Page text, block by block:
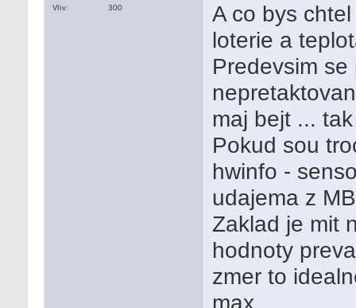
Vliv 300
A co bys
loterie a
Predevsim
maj bejt ...
Pokud sou
hwinfo -
udajema z
Zaklad je mit
hodnoty
zmer to
max.